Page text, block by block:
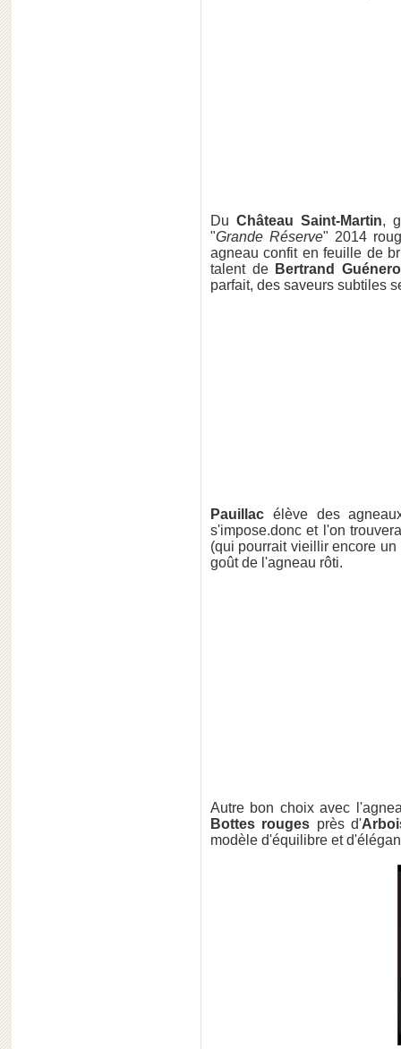
Du Château Saint-Martin,
"Grande Réserve" 2014
agneau confit en feuille de
talent de Bertrand
parfait, des saveurs subtiles
Pauillac élève des
s'impose.donc et l'on
(qui pourrait vieillir encore
goût de l'agneau rôti.
Autre bon choix avec
Bottes rouges près d'
modèle d'équilibre et